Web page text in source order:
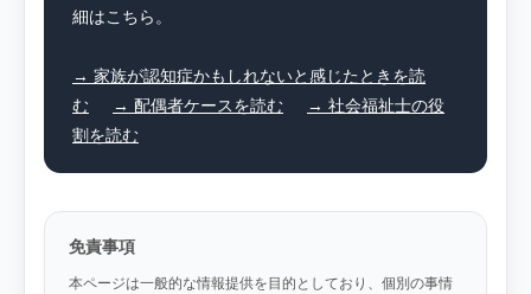
細はこちら。
→ 家族が認知症かもしれないと感じたときを読
む
→ 配偶者ケースを読む
→ 社会福祉士の役
割を読む
免責事項
本ページは一般的な情報提供を目的としており、個別の事情